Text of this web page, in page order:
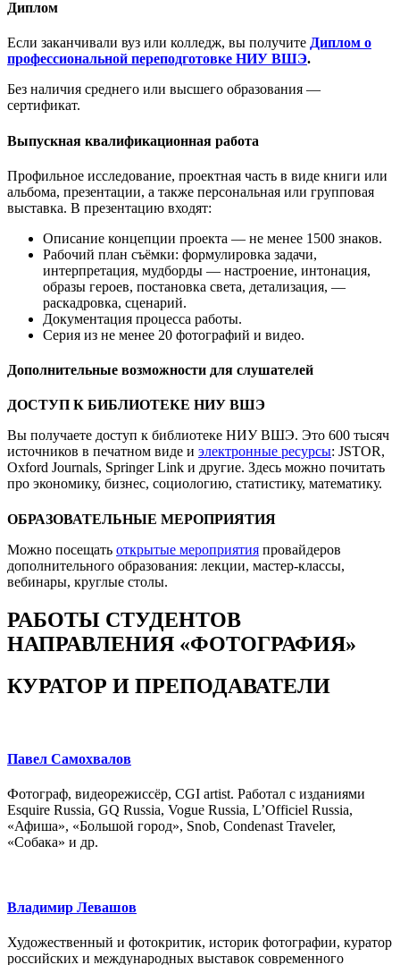
Диплом
Если заканчивали вуз или колледж, вы получите Диплом о
профессиональной переподготовке НИУ ВШЭ.
Без наличия среднего или высшего образования —
сертификат.
Выпускная квалификационная работа
Профильное исследование, проектная часть в виде книги или
альбома, презентации, а также персональная или групповая
выставка. В презентацию входят:
Описание концепции проекта — не менее 1500 знаков.
Рабочий план съёмки: формулировка задачи,
интерпретация, мудборды — настроение, интонация,
образы героев, постановка света, детализация, —
раскадровка, сценарий.
Документация процесса работы.
Серия из не менее 20 фотографий и видео.
Дополнительные возможности для слушателей
ДОСТУП К БИБЛИОТЕКЕ НИУ ВШЭ
Вы получаете доступ к библиотеке НИУ ВШЭ. Это 600 тысяч
источников в печатном виде и электронные ресурсы: JSTOR,
Oxford Journals, Springer Link и другие. Здесь можно почитать
про экономику, бизнес, социологию, статистику, математику.
ОБРАЗОВАТЕЛЬНЫЕ МЕРОПРИЯТИЯ
Можно посещать открытые мероприятия провайдеров
дополнительного образования: лекции, мастер-классы,
вебинары, круглые столы.
РАБОТЫ СТУДЕНТОВ
НАПРАВЛЕНИЯ «ФОТОГРАФИЯ»
КУРАТОР И ПРЕПОДАВАТЕЛИ
Павел Самохвалов
Фотограф, видеорежиссёр, CGI artist. Работал с изданиями
Esquire Russia, GQ Russia, Vogue Russia, L’Officiel Russia,
«Афиша», «Большой город», Snob, Condenast Traveler,
«Собака» и др.
Владимир Левашов
Художественный и фотокритик, историк фотографии, куратор
российских и международных выставок современного